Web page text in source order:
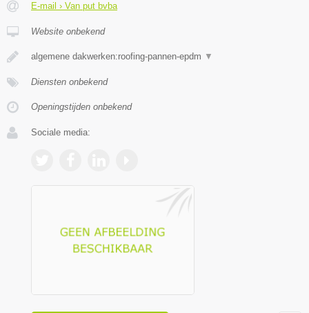
E-mail › Van put bvba
Website onbekend
algemene dakwerken:roofing-pannen-epdm ▼
Diensten onbekend
Openingstijden onbekend
Sociale media: